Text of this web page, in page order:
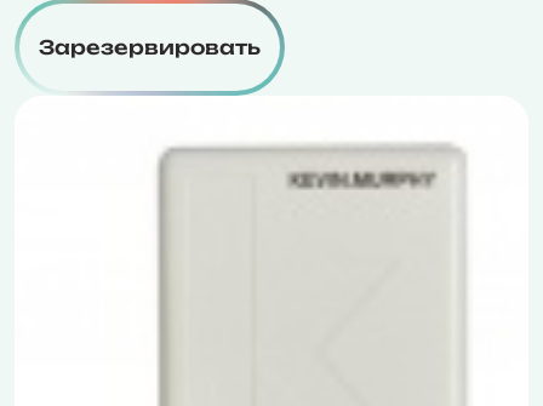
Зарезервировать